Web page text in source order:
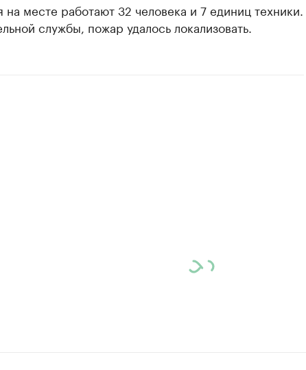
месте работают 32 человека и 7 единиц техники.
службы, пожар удалось локализовать.